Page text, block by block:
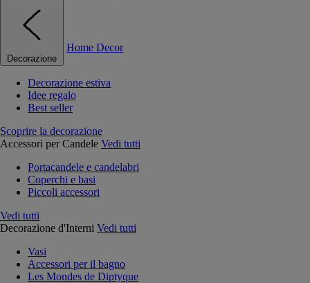
Decorazione
Home Decor
Decorazione estiva
Idee regalo
Best seller
Scoprire la decorazione
Accessori per Candele Vedi tutti
Portacandele e candelabri
Coperchi e basi
Piccoli accessori
Vedi tutti
Decorazione d'Interni Vedi tutti
Vasi
Accessori per il bagno
Les Mondes de Diptyque